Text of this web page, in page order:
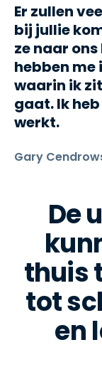
Er zullen
bij jullie
ze naar ons
hebben me
waarin ik
gaat. Ik
werkt.
Gary
De
thuis
tot
en